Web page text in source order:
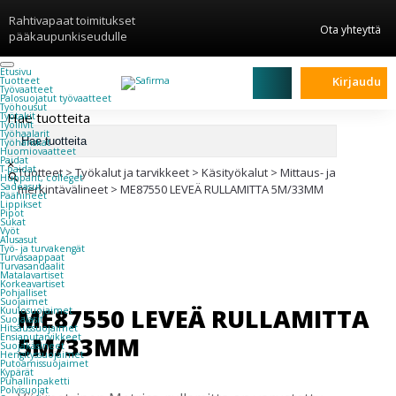
Rahtivapaat toimitukset
pääkaupunkiseudulle
Ota yhteyttä
Etusivu
Tuotteet
Työvaatteet
Palosuojatut työvaatteet
Työhousut
Työtakit
Työliivit
Työhaalarit
Työhanskat
Huomiovaatteet
Paidat
T-paidat
Hupparit, colleget
Sadeasut
Päähineet
Lippikset
Pipot
Sukat
Vyöt
Alusasut
Työ- ja turvakengät
Turvasaappaat
Turvasandaalit
Matalavartiset
Korkeavartiset
Pohjalliset
Suojaimet
Kuulosuojaimet
Suojalasit
Hitsaussuojaimet
Ensiaputarvikkeet
Suojakäsineet
Hengityssuojaimet
Putoamissuojaimet
Kypärät
Puhallinpaketti
Polvisuojat
Kirjaudu
Hae tuotteita
×
Tuotteet>Työkalut ja tarvikkeet > Käsityökalut > Mittaus- ja
merkintävälineet > ME87550 LEVEÄ RULLAMITTA 5M/33MM
ME87550 LEVEÄ RULLAMITTA
5M/33MM